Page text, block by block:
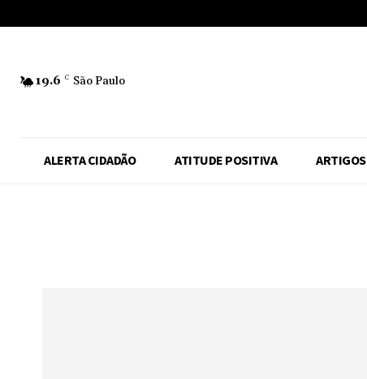
19.6 C São Paulo
ALERTA CIDADÃO ATITUDE POSITIVA ARTIGOS